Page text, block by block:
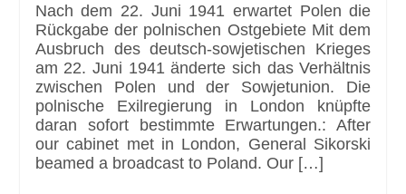
Nach dem 22. Juni 1941 erwartet Polen die
Rückgabe der polnischen Ostgebiete Mit dem
Ausbruch des deutsch-sowjetischen Krieges
am 22. Juni 1941 änderte sich das Verhältnis
zwischen Polen und der Sowjetunion. Die
polnische Exilregierung in London knüpfte
daran sofort bestimmte Erwartungen.: After
our cabinet met in London, General Sikorski
beamed a broadcast to Poland. Our […]